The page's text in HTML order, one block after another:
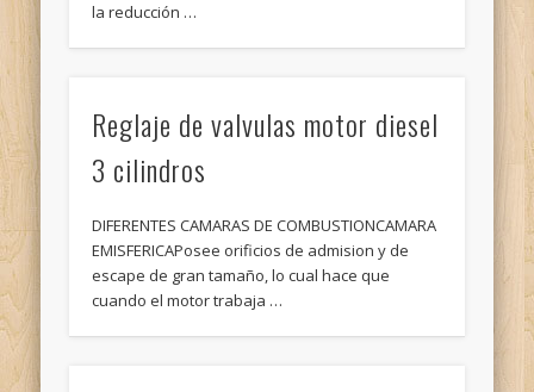
la reducción …
Reglaje de valvulas motor diesel
3 cilindros
DIFERENTES CAMARAS DE COMBUSTIONCAMARA
EMISFERICAPosee orificios de admision y de
escape de gran tamaño, lo cual hace que
cuando el motor trabaja …